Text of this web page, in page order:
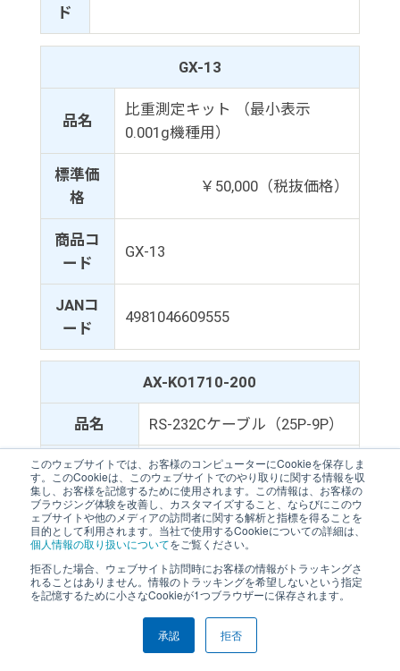
このウェブサイトでは、お客様のコンピューターにCookieを保存しま
す。このCookieは、このウェブサイトでのやり取りに関する情報を収
集し、お客様を記憶するために使用されます。この情報は、お客様の
ブラウジング体験を改善し、カスタマイズすること、ならびにこのウ
ェブサイトや他のメディアの訪問者に関する解析と指標を得ることを
目的として利用されます。当社で使用するCookieについての詳細は、
個人情報の取り扱いについてをご覧ください。
拒否した場合、ウェブサイト訪問時にお客様の情報がトラッキングさ
れることはありません。情報のトラッキングを希望しないという指定
を記憶するために小さなCookieが1つブラウザーに保存されます。
承認 拒否
ド
GX-13
品名
比重測定キット （最小表示
0.001g機種用）
標準価
格
￥50,000（税抜価格）
商品コ
ード
GX-13
JANコ
ード
4981046609555
AX-KO1710-200
品名 RS-232Cケーブル（25P-9P）
標準価格 ￥9,000（税抜価格）
商品コード AX-KO1710-200
JANコード 4981046612296
AX-USB-25P
USBコンバータ・ケーブルセッ